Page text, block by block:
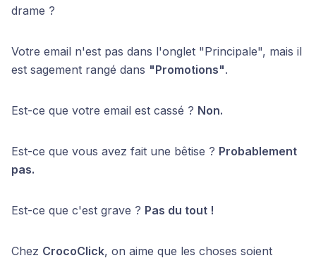
drame ?
Votre email n'est pas dans l'onglet "Principale", mais il
est sagement rangé dans "Promotions".
Est-ce que votre email est cassé ? Non.
Est-ce que vous avez fait une bêtise ? Probablement
pas.
Est-ce que c'est grave ? Pas du tout !
Chez CrocoClick, on aime que les choses soient